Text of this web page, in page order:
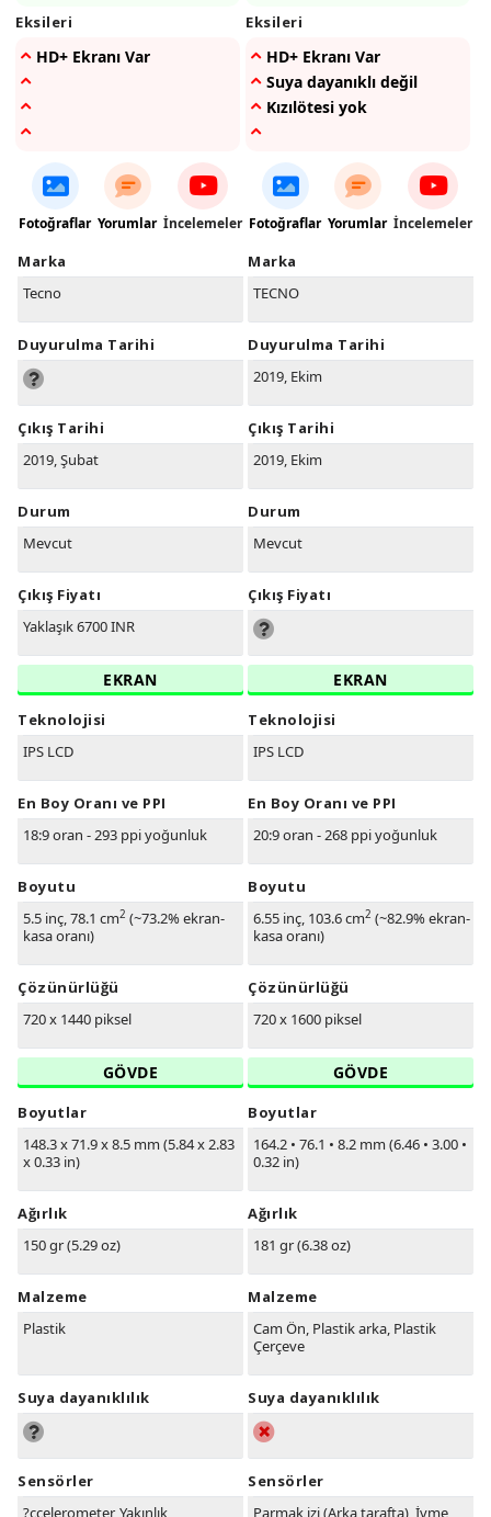
Eksileri
HD+ Ekranı Var
Fotoğraflar Yorumlar İncelemeler
Marka
Tecno
Duyurulma Tarihi
Çıkış Tarihi
2019, Şubat
Durum
Mevcut
Çıkış Fiyatı
Yaklaşık 6700 INR
EKRAN
Teknolojisi
IPS LCD
En Boy Oranı ve PPI
18:9 oran - 293 ppi yoğunluk
Boyutu
5.5 inç, 78.1 cm2 (~73.2% ekran-
kasa oranı)
Çözünürlüğü
720 x 1440 piksel
GÖVDE
Boyutlar
148.3 x 71.9 x 8.5 mm (5.84 x 2.83
x 0.33 in)
Ağırlık
150 gr (5.29 oz)
Malzeme
Plastik
Suya dayanıklılık
Sensörler
?ccelerometer, Yakınlık
Eksileri
HD+ Ekranı Var
Suya dayanıklı değil
Kızılötesi yok
Fotoğraflar Yorumlar İncelemeler
Marka
TECNO
Duyurulma Tarihi
2019, Ekim
Çıkış Tarihi
2019, Ekim
Durum
Mevcut
Çıkış Fiyatı
EKRAN
Teknolojisi
IPS LCD
En Boy Oranı ve PPI
20:9 oran - 268 ppi yoğunluk
Boyutu
6.55 inç, 103.6 cm2 (~82.9% ekran-
kasa oranı)
Çözünürlüğü
720 x 1600 piksel
GÖVDE
Boyutlar
164.2 • 76.1 • 8.2 mm (6.46 • 3.00 •
0.32 in)
Ağırlık
181 gr (6.38 oz)
Malzeme
Cam Ön, Plastik arka, Plastik
Çerçeve
Suya dayanıklılık
Sensörler
Parmak izi (Arka tarafta), İvme